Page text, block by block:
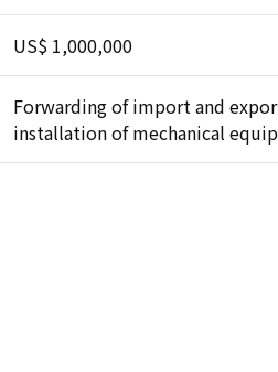
US$ 1,000,000
Forwarding of import and
installation of mechanical